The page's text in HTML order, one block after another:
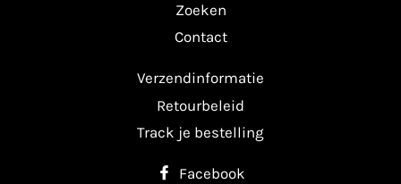
Zoeken
Contact
Verzendinformatie
Retourbeleid
Track je bestelling
Facebook